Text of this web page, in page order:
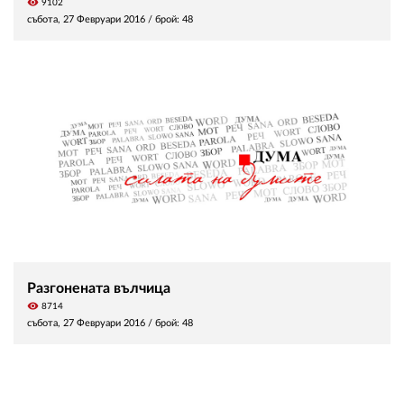
9102
събота, 27 Февруари 2016 / брой: 48
Разгонената вълчица
visibility 8714
събота, 27 Февруари 2016 / брой: 48